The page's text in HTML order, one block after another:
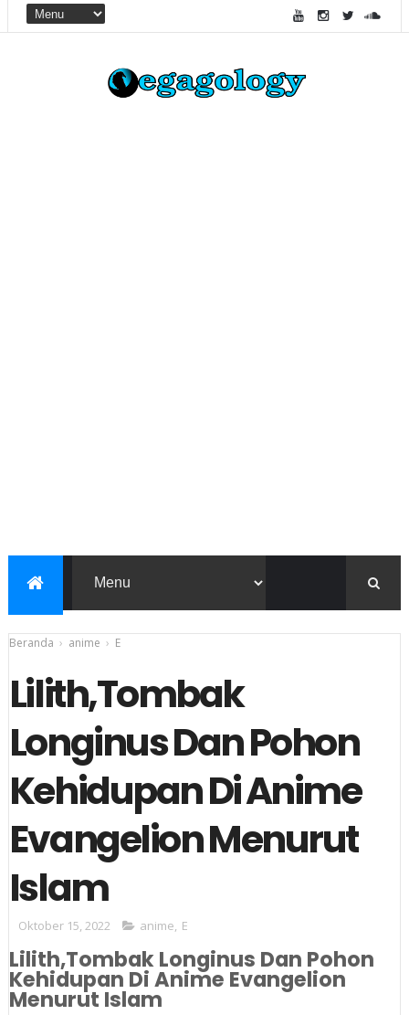
Beranda › anime › E
Lilith,Tombak
Longinus Dan Pohon
Kehidupan Di Anime
Evangelion Menurut
Islam
Oktober 15, 2022 anime E
Lilith,Tombak Longinus Dan Pohon
Kehidupan Di Anime Evangelion
Menurut Islam